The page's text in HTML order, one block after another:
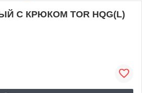
С КРЮКОМ TOR HQG(L)